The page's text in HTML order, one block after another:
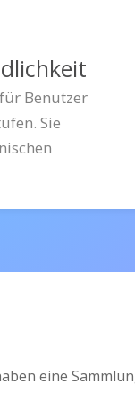
Benutzer
Sie
eine